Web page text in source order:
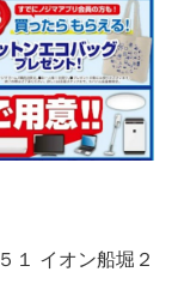
１ イオン船堀２